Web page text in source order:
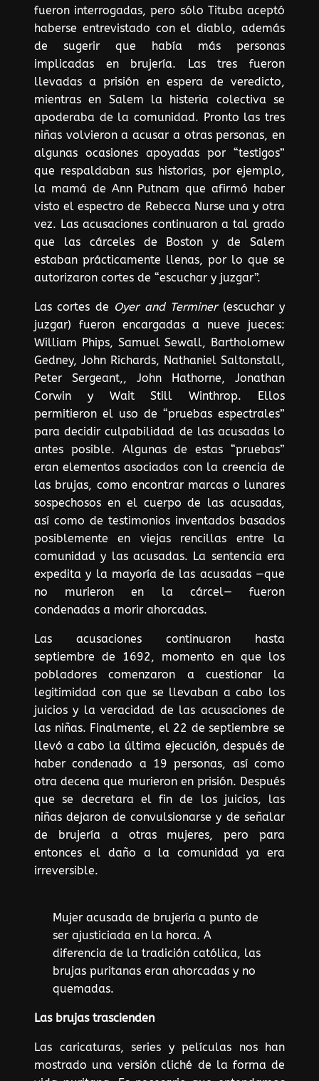
fueron interrogadas, pero sólo Tituba aceptó
haberse entrevistado con el diablo, además
de sugerir que había más personas
implicadas en brujería. Las tres fueron
llevadas a prisión en espera de veredicto,
mientras en Salem la histeria colectiva se
apoderaba de la comunidad. Pronto las tres
niñas volvieron a acusar a otras personas, en
algunas ocasiones apoyadas por “testigos”
que respaldaban sus historias, por ejemplo,
la mamá de Ann Putnam que afirmó haber
visto el espectro de Rebecca Nurse una y otra
vez. Las acusaciones continuaron a tal grado
que las cárceles de Boston y de Salem
estaban prácticamente llenas, por lo que se
autorizaron cortes de “escuchar y juzgar”.
Las cortes de Oyer and Terminer (escuchar y
juzgar) fueron encargadas a nueve jueces:
William Phips, Samuel Sewall, Bartholomew
Gedney, John Richards, Nathaniel Saltonstall,
Peter Sergeant,, John Hathorne, Jonathan
Corwin y Wait Still Winthrop. Ellos
permitieron el uso de “pruebas espectrales”
para decidir culpabilidad de las acusadas lo
antes posible. Algunas de estas “pruebas”
eran elementos asociados con la creencia de
las brujas, como encontrar marcas o lunares
sospechosos en el cuerpo de las acusadas,
así como de testimonios inventados basados
posiblemente en viejas rencillas entre la
comunidad y las acusadas. La sentencia era
expedita y la mayoría de las acusadas —que
no murieron en la cárcel— fueron
condenadas a morir ahorcadas.
Las acusaciones continuaron hasta
septiembre de 1692, momento en que los
pobladores comenzaron a cuestionar la
legitimidad con que se llevaban a cabo los
juicios y la veracidad de las acusaciones de
las niñas. Finalmente, el 22 de septiembre se
llevó a cabo la última ejecución, después de
haber condenado a 19 personas, así como
otra decena que murieron en prisión. Después
que se decretara el fin de los juicios, las
niñas dejaron de convulsionarse y de señalar
de brujería a otras mujeres, pero para
entonces el daño a la comunidad ya era
irreversible.
Mujer acusada de brujería a punto de
ser ajusticiada en la horca. A
diferencia de la tradición católica, las
brujas puritanas eran ahorcadas y no
quemadas.
Las brujas trascienden
Las caricaturas, series y películas nos han
mostrado una versión cliché de la forma de